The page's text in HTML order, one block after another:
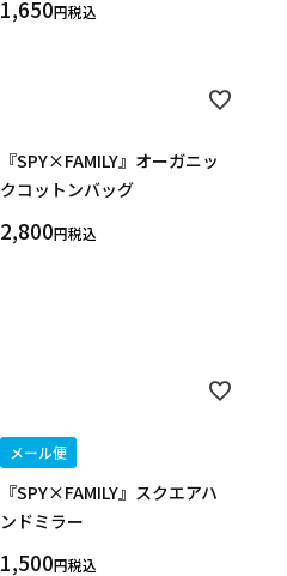
1,650 税込
『SPY×FAMILY』オーガニッ
クコットンバッグ
2,800 税込
メール便
『SPY×FAMILY』スクエアハ
ンドミラー
1,500 税込